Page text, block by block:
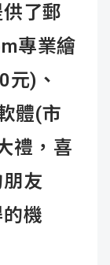
了郵
專業繪
元)、
體(市
禮，喜
友
機